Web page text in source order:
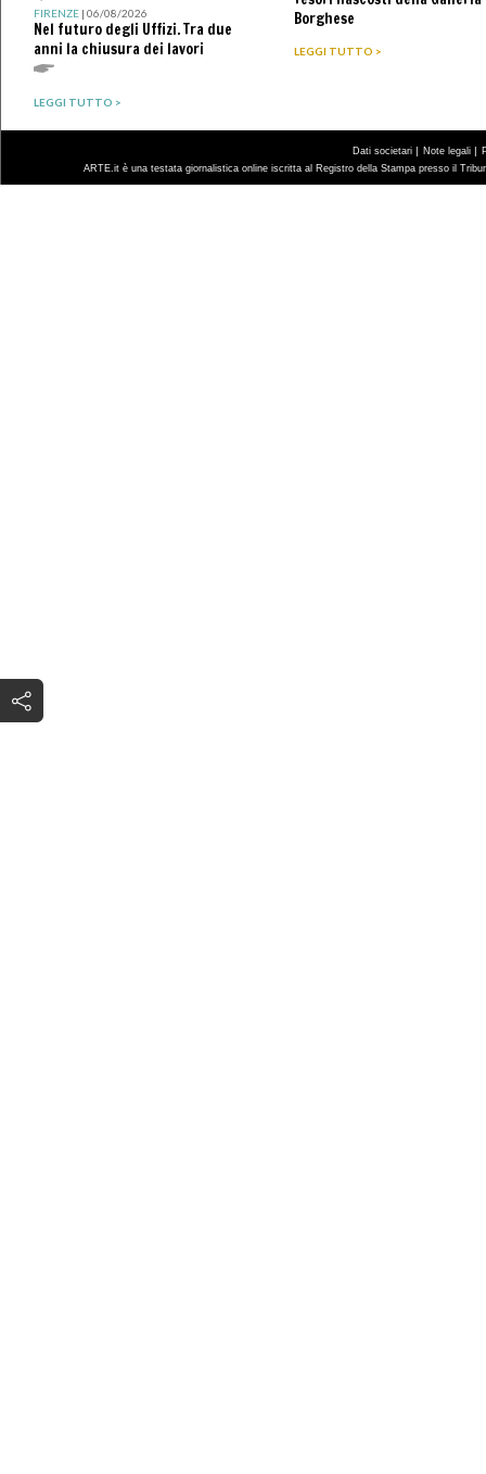
FIRENZE | 06/08/2026
Nel futuro degli Uffizi. Tra due
anni la chiusura dei lavori
LEGGI TUTTO >
Borghese
LEGGI TUTTO >
Dati societari | Note legali |
ARTE.it è una testata giornalistica online iscritta al Registro della Stampa presso il